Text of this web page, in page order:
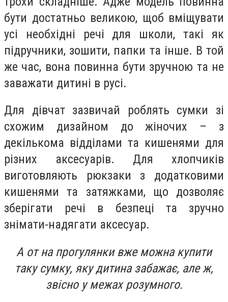
бути достатньо великою, щоб вміщувати
усі необхідні речі для школи, такі як
підручники, зошити, папки та інше. В той
же час, вона повинна бути зручною та не
заважати дитині в русі.
Для дівчат зазвичай роблять сумки зі
схожим дизайном до жіночих – з
декількома відділами та кишенями для
різних аксесуарів. Для хлопчиків
виготовляють рюкзаки з додатковими
кишенями та затяжками, що дозволяє
зберігати речі в безпеці та зручно
знімати-надягати аксесуар.
А от на прогулянки вже можна купити
таку сумку, яку дитина забажає, але ж,
звісно у межах розумного.